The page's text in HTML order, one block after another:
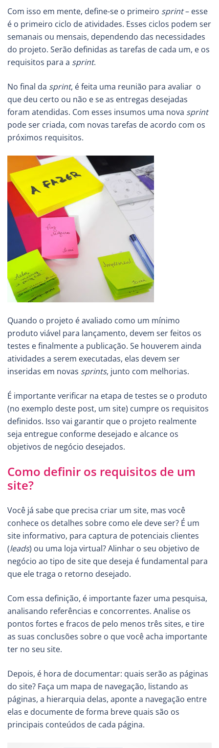
Com isso em mente, define-se o primeiro sprint– esse
é o primeiro ciclo de atividades. Esses ciclos podem ser
semanais ou mensais, dependendo das necessidades
do projeto. Serão definidas as tarefas de cada um, e os
requisitos para a sprint.
No final da sprint, é feita uma reunião para avaliar o
que deu certo ou não e se as entregas desejadas
foram atendidas. Com esses insumos uma nova sprint
pode ser criada, com novas tarefas de acordo com os
próximos requisitos.
Quando o projeto é avaliado como um mínimo
produto viável para lançamento, devem ser feitos os
testes e finalmente a publicação. Se houverem ainda
atividades a serem executadas, elas devem ser
inseridas em novas sprints, junto com melhorias.
É importante verificar na etapa de testes se o produto
(no exemplo deste post, um site) cumpre os requisitos
definidos. Isso vai garantir que o projeto realmente
seja entregue conforme desejado e alcance os
objetivos de negócio desejados.
Como definir os requisitos de um
site?
Você já sabe que precisa criar um site, mas você
conhece os detalhes sobre como ele deve ser? É um
site informativo, para captura de potenciais clientes
(leads) ou uma loja virtual? Alinhar o seu objetivo de
negócio ao tipo de site que deseja é fundamental para
que ele traga o retorno desejado.
Com essa definição, é importante fazer uma pesquisa,
analisando referências e concorrentes. Analise os
pontos fortes e fracos de pelo menos três sites, e tire
as suas conclusões sobre o que você acha importante
ter no seu site.
Depois, é hora de documentar: quais serão as páginas
do site? Faça um mapa de navegação, listando as
páginas, a hierarquia delas, aponte a navegação entre
elas e documente de forma breve quais são os
principais conteúdos de cada página.